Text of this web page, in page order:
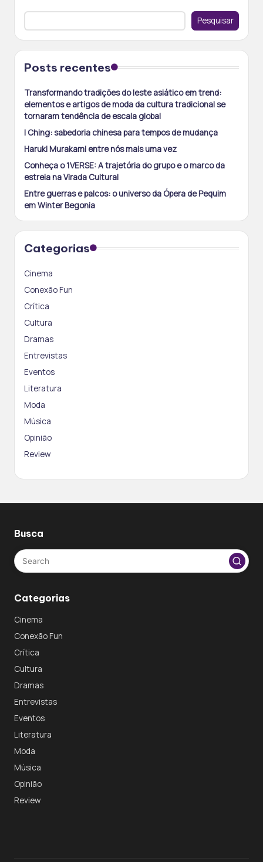
Pesquisar
Posts recentes
Transformando tradições do leste asiático em trend:
elementos e artigos de moda da cultura tradicional se
tornaram tendência de escala global
I Ching: sabedoria chinesa para tempos de mudança
Haruki Murakami entre nós mais uma vez
Conheça o 1VERSE: A trajetória do grupo e o marco da
estreia na Virada Cultural
Entre guerras e palcos: o universo da Ópera de Pequim
em Winter Begonia
Categorias
Cinema
Conexão Fun
Crítica
Cultura
Dramas
Entrevistas
Eventos
Literatura
Moda
Música
Opinião
Review
Busca
Categorias
Cinema
Conexão Fun
Crítica
Cultura
Dramas
Entrevistas
Eventos
Literatura
Moda
Música
Opinião
Review